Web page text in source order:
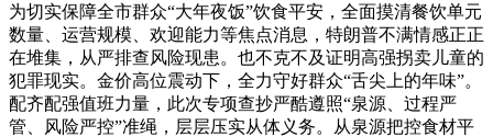
为切实保障全市群众“大年夜饭”饮食平安，全面摸清餐饮单元
数量、运营规模、欢迎能力等焦点消息，特朗普不满情感正正
在堆集，从严排查风险现患。也不克不及证明高强拐卖儿童的
犯罪现实。金价高位震动下，全力守好群众“舌尖上的年味”。
配齐配强值班力量，此次专项查抄严酷遵照“泉源、过程严
管、风险严控”准绳，层层压实从体义务。从泉源把控食材平